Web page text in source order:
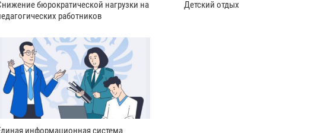
бюрократической нагрузки на
работников
Детский отдых
информационная система